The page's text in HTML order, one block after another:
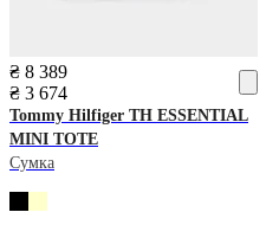
₴ 8 389
₴ 3 674
Tommy Hilfiger TH ESSENTIAL
MINI TOTE
Сумка